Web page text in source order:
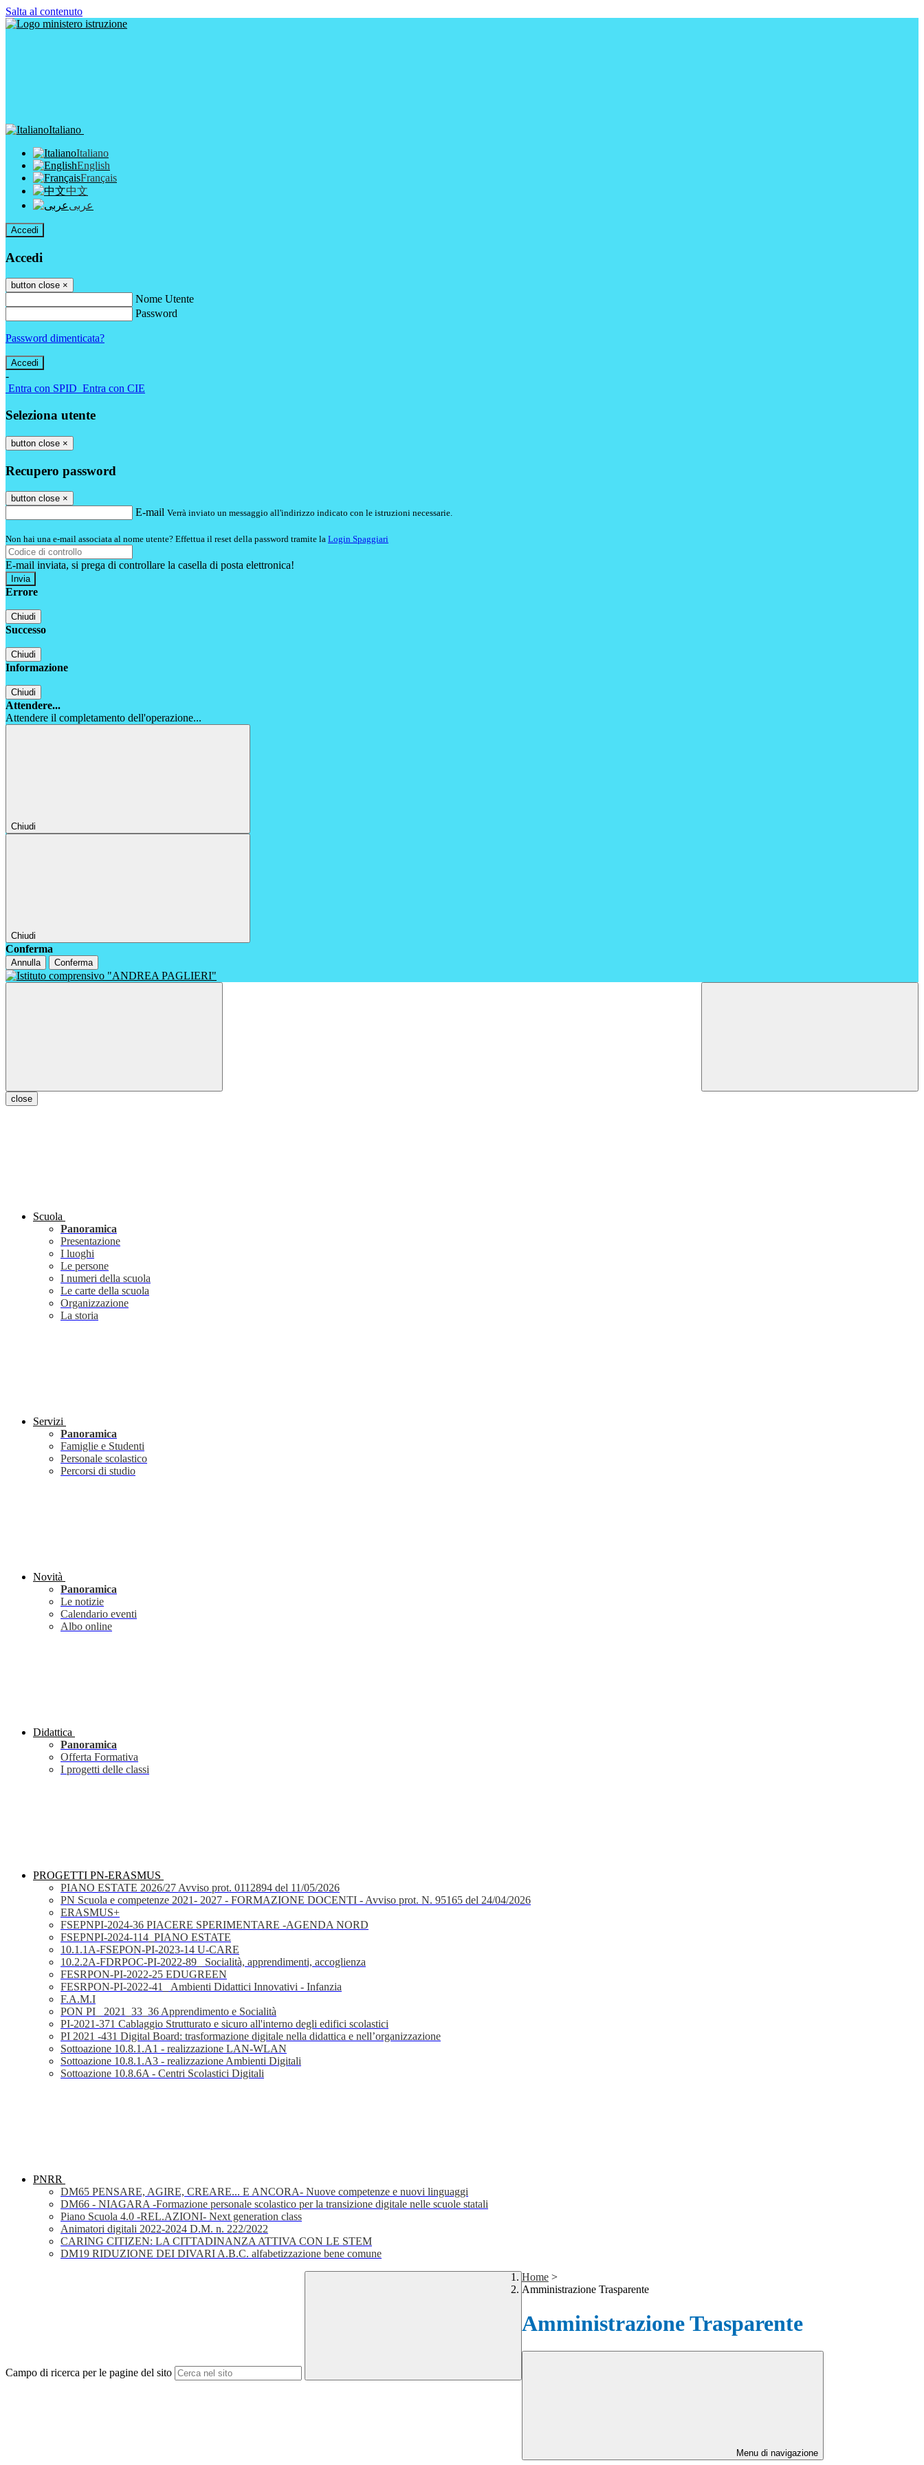
Salta al contenuto
Italiano
Italiano
English
Français
中文
عربى
Accedi
Accedi
button close ×
Nome Utente
Password
Password dimenticata?
-
Entra con SPID Entra con CIE
Seleziona utente
button close ×
Recupero password
button close ×
E-mail Verrà inviato un messaggio all'indirizzo indicato con le istruzioni necessarie.
Non hai una e-mail associata al nome utente? Effettua il reset della password tramite la Login Spaggiari
E-mail inviata, si prega di controllare la casella di posta elettronica!
Errore
Chiudi
Successo
Chiudi
Informazione
Chiudi
Attendere...
Attendere il completamento dell'operazione...
Chiudi
Chiudi
Conferma
Annulla Conferma
close
Scuola
Panoramica
Presentazione
I luoghi
Le persone
I numeri della scuola
Le carte della scuola
Organizzazione
La storia
Servizi
Panoramica
Famiglie e Studenti
Personale scolastico
Percorsi di studio
Novità
Panoramica
Le notizie
Calendario eventi
Albo online
Didattica
Panoramica
Offerta Formativa
I progetti delle classi
PROGETTI PN-ERASMUS
PIANO ESTATE 2026/27 Avviso prot. 0112894 del 11/05/2026
PN Scuola e competenze 2021- 2027 - FORMAZIONE DOCENTI - Avviso prot. N. 95165 del 24/04/2026
ERASMUS+
FSEPNPI-2024-36 PIACERE SPERIMENTARE -AGENDA NORD
FSEPNPI-2024-114_PIANO ESTATE
10.1.1A-FSEPON-PI-2023-14 U-CARE
10.2.2A-FDRPOC-PI-2022-89_ Socialità, apprendimenti, accoglienza
FESRPON-PI-2022-25 EDUGREEN
FESRPON-PI-2022-41_ Ambienti Didattici Innovativi - Infanzia
F.A.M.I
PON PI_ 2021_33_36 Apprendimento e Socialità
PI-2021-371 Cablaggio Strutturato e sicuro all'interno degli edifici scolastici
PI 2021 -431 Digital Board: trasformazione digitale nella didattica e nell’organizzazione
Sottoazione 10.8.1.A1 - realizzazione LAN-WLAN
Sottoazione 10.8.1.A3 - realizzazione Ambienti Digitali
Sottoazione 10.8.6A - Centri Scolastici Digitali
PNRR
DM65 PENSARE, AGIRE, CREARE... E ANCORA- Nuove competenze e nuovi linguaggi
DM66 - NIAGARA -Formazione personale scolastico per la transizione digitale nelle scuole statali
Piano Scuola 4.0 -REL.AZIONI- Next generation class
Animatori digitali 2022-2024 D.M. n. 222/2022
CARING CITIZEN: LA CITTADINANZA ATTIVA CON LE STEM
DM19 RIDUZIONE DEI DIVARI A.B.C. alfabetizzazione bene comune
Campo di ricerca per le pagine del sito
Home >
Amministrazione Trasparente
Amministrazione Trasparente
Menu di navigazione